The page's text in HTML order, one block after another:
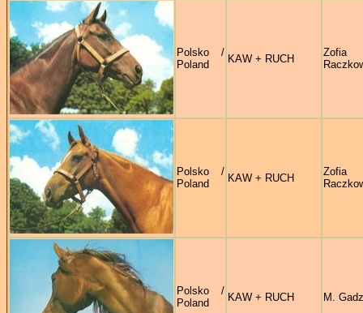
Polsko /
Poland
KAW + RUCH
Zofia
Polsko /
Poland
KAW + RUCH
Zofia
Polsko /
Poland
KAW + RUCH M.